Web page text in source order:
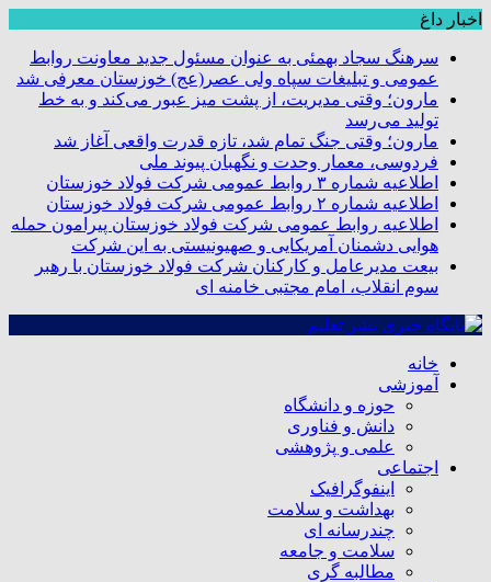
اخبار داغ
سرهنگ سجاد بهمئی به عنوان مسئول جدید معاونت روابط
عمومی و تبلیغات سپاه ولی عصر(عج) خوزستان معرفی شد
مارون؛ وقتی مدیریت، از پشت میز عبور می‌کند و به خط
تولید می‌رسد
مارون؛ وقتی جنگ تمام شد، تازه قدرت واقعی آغاز شد
فردوسی، معمار وحدت و نگهبان پیوند ملی
اطلاعیه شماره ۳ روابط عمومی شرکت فولاد خوزستان
اطلاعیه شماره ۲ روابط عمومی شرکت فولاد خوزستان
اطلاعیه روابط عمومی شرکت فولاد خوزستان پیرامون حمله
هوایی دشمنان آمریکایی و صهیونیستی به این شرکت
بیعت مدیرعامل و کارکنان شرکت فولاد خوزستان با رهبر
سوم انقلاب، امام مجتبی خامنه ای
خانه
آموزشی
حوزه و دانشگاه
دانش و فناوری
علمی و پژوهشی
اجتماعی
اینفوگرافیک
بهداشت و سلامت
چندرسانه ای
سلامت و جامعه
مطالبه گری